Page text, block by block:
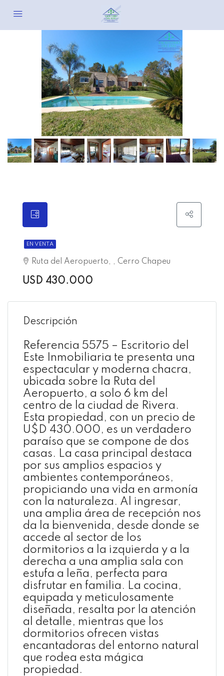
EN VENTA
Ruta del Aeropuerto, , Cerro Chapeu
USD 430.000
Descripción
Referencia 5575 – Escritorio del
Este Inmobiliaria te presenta una
espectacular y moderna chacra,
ubicada sobre la Ruta del
Aeropuerto, a solo 6 km del
centro de la ciudad de Rivera.
Esta propiedad, con un precio de
U$D 430.000, es un verdadero
paraíso que se compone de dos
casas. La casa principal destaca
por sus amplios espacios y
ambientes contemporáneos,
propiciando una vida en armonía
con la naturaleza. Al ingresar,
una amplia área de recepción nos
da la bienvenida, desde donde se
accede al sector de los
dormitorios a la izquierda y a la
derecha a una amplia sala con
estufa a leña, perfecta para
disfrutar en familia. La cocina,
equipada y meticulosamente
diseñada, resalta por la atención
al detalle, mientras que los
dormitorios ofrecen vistas
encantadoras del entorno natural
que rodea esta mágica
propiedad.